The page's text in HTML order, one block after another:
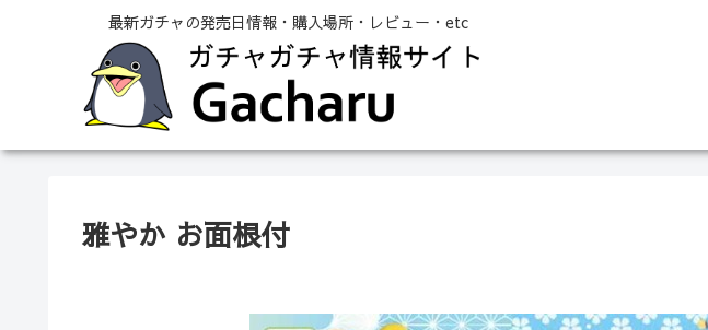
最新ガチャの発売日情報・購入場所・レビュー・etc
雅やか お面根付